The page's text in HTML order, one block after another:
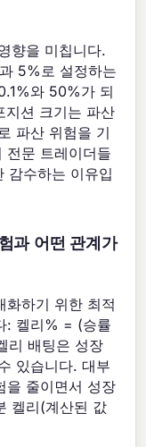
향을 미칩니다.
5%로 설정하는
와 50%가 되
지션 크기는 파산
파산 위험을 기
전문 트레이더들
감수하는 이유입
과 어떤 관계가
화하기 위한 최적
: 켈리% = (승률
리 배팅은 성장
있습니다. 대부
을 줄이면서 성장
켈리(계산된 값